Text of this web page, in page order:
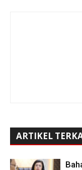
ARTIKEL